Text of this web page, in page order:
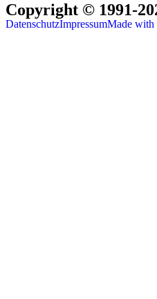
Copyright © 1991-
DatenschutzImpressumMade